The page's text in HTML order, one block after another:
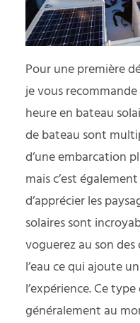
Pour une première
je vous
heure en bateau
de bateau sont
d’une embarcation
mais c’est
d’apprécier les
solaires sont
voguerez au son
l’eau ce qui ajoute
l’expérience. Ce
généralement au